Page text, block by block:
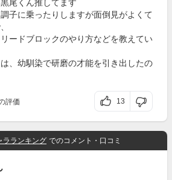
尾くん推してます
子に乗ったりしますが面倒見がよくて
ードブロックのやり方などを教えてい
、幼馴染で研磨の才能を引き出したの
評価 13
ラランキング でのコメント・口コミ